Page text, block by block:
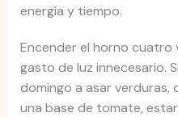
energía y tiempo.
Encender el horno cuatro
gasto de luz innecesario.
domingo a asar
una base de tomate,